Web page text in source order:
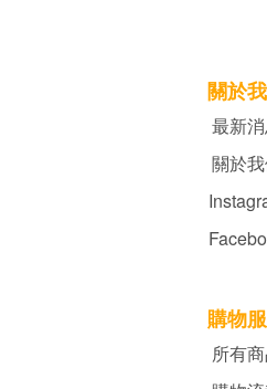
關於
最新
關於
購物
所有